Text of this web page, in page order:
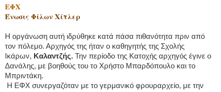
ΕΦΧ
Ένωσις Φίλων Χίτλερ
Η οργάνωση αυτή ιδρύθηκε κατά πάσα πιθανότητα πριν από
τον πόλεμο. Αρχηγός της ήταν ο καθηγητής της Σχολής
Ικάρων, Καλαντζής. Την περίοδο της Κατοχής αρχηγός έγινε ο
Δανάλης, με βοηθούς του το Χρήστο Μπαρδόπουλο και το
Μπριντάκη.
Η ΕΦΧ συνεργαζόταν με το γερμανικό φρουραρχείο, με την